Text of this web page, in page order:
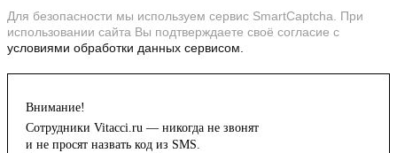
Для безопасности мы используем сервис SmartCaptcha. При
использовании сайта Вы подтверждаете своё согласие с
условиями обработки данных сервисом.
Внимание!
Сотрудники Vitacci.ru — никогда не звонят
и не просят назвать код из SMS.